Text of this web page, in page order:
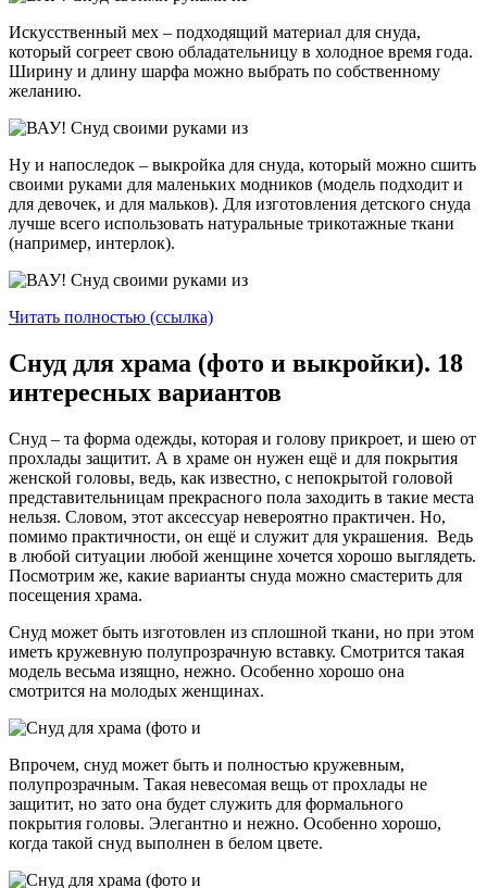
Искусственный мех – подходящий материал для снуда,
который согреет свою обладательницу в холодное время года.
Ширину и длину шарфа можно выбрать по собственному
желанию.
Ну и напоследок – выкройка для снуда, который можно сшить
своими руками для маленьких модников (модель подходит и
для девочек, и для мальков). Для изготовления детского снуда
лучше всего использовать натуральные трикотажные ткани
(например, интерлок).
Читать полностью (ссылка)
Снуд для храма (фото и выкройки). 18
интересных вариантов
Снуд – та форма одежды, которая и голову прикроет, и шею от
прохлады защитит. А в храме он нужен ещё и для покрытия
женской головы, ведь, как известно, с непокрытой головой
представительницам прекрасного пола заходить в такие места
нельзя. Словом, этот аксессуар невероятно практичен. Но,
помимо практичности, он ещё и служит для украшения. Ведь
в любой ситуации любой женщине хочется хорошо выглядеть.
Посмотрим же, какие варианты снуда можно смастерить для
посещения храма.
Снуд может быть изготовлен из сплошной ткани, но при этом
иметь кружевную полупрозрачную вставку. Смотрится такая
модель весьма изящно, нежно. Особенно хорошо она
смотрится на молодых женщинах.
Впрочем, снуд может быть и полностью кружевным,
полупрозрачным. Такая невесомая вещь от прохлады не
защитит, но зато она будет служить для формального
покрытия головы. Элегантно и нежно. Особенно хорошо,
когда такой снуд выполнен в белом цвете.